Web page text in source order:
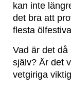
kan inte
det bra att
flesta
Vad är det
själv? Är det
vetgiriga